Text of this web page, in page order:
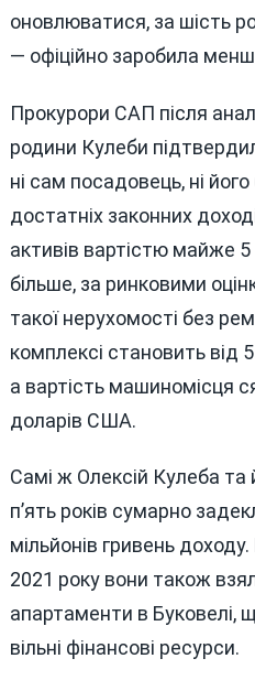
оновлюватися, за шість
— офіційно заробила
Прокурори САП після
родини Кулеби
ні сам посадовець, ні
достатніх законних
активів вартістю майже 5
більше, за ринковими
такої нерухомості без
комплексі становить від
а вартість машиномісця
доларів США.
Самі ж Олексій Кулеба та
п’ять років сумарно
мільйонів гривень
2021 року вони також
апартаменти в Буковелі,
вільні фінансові ресурси.